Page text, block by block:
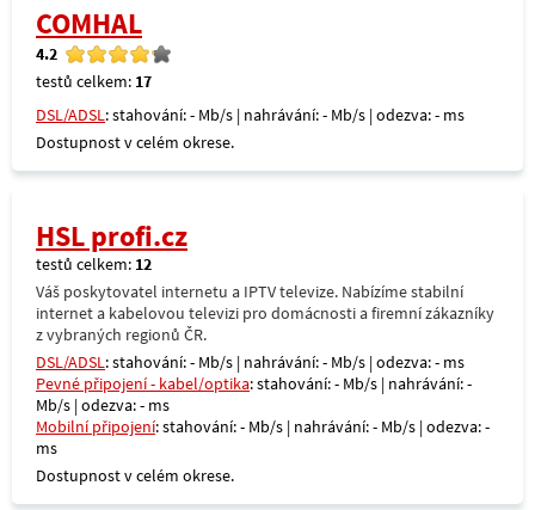
COMHAL
4.2
testů celkem: 17
DSL/ADSL: stahování: - Mb/s | nahrávání: - Mb/s | odezva: - ms
Dostupnost v celém okrese.
HSL profi.cz
testů celkem: 12
Váš poskytovatel internetu a IPTV televize. Nabízíme stabilní
internet a kabelovou televizi pro domácnosti a firemní zákazníky
z vybraných regionů ČR.
DSL/ADSL: stahování: - Mb/s | nahrávání: - Mb/s | odezva: - ms
Pevné připojení - kabel/optika: stahování: - Mb/s | nahrávání: -
Mb/s | odezva: - ms
Mobilní připojení: stahování: - Mb/s | nahrávání: - Mb/s | odezva: -
ms
Dostupnost v celém okrese.